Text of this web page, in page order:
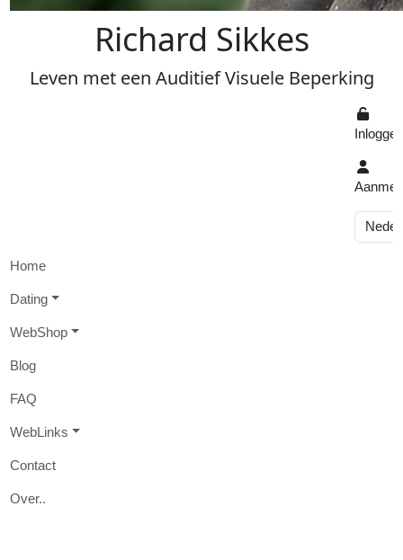
Richard Sikkes
Leven met een AuditiefVisuele Beperking
Home
Dating
WebShop
Blog
FAQ
WebL inks
Contact
Over..